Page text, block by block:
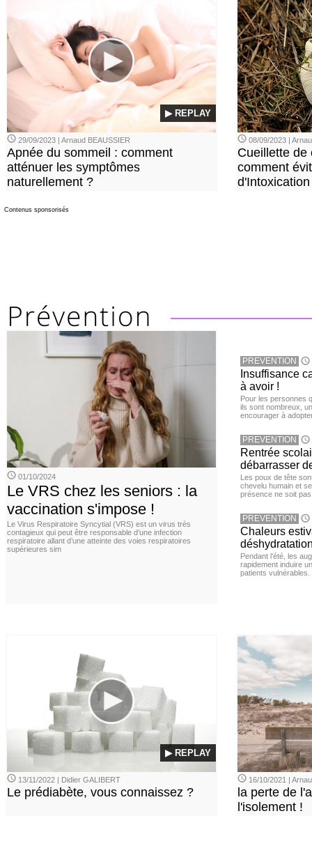
▶ REPLAY
29/09/2023 | Arnaud BEAUSSIER
Apnée du sommeil : comment
atténuer les symptômes
naturellement ?
08/09/2023 |
Cueillette de
comment
d'Intoxication
Contenus sponsorisés
01/10/2024
Le VRS chez les seniors : la
vaccination s'impose !
Le Virus Respiratoire Syncytial (VRS) est un virus très
contagieux qui peut être responsable d’une infection
respiratoire allant d’une atteinte des voies respiratoires
supérieures sim
PREVENTION
Insuffisance
à avoir !
Pour les personnes
ils sont nombreux,
encourager à
PREVENTION
Rentrée
débarrasser
Les poux de tête
chevelu humain et
présence ne soit
PREVENTION
Chaleurs
Pendant l’été, les
rapidement induire
patients
▶ REPLAY
13/11/2022 | Didier GALIBERT
Le prédiabète, vous connaissez ?
16/10/2021 |
la perte de
l'isolement !